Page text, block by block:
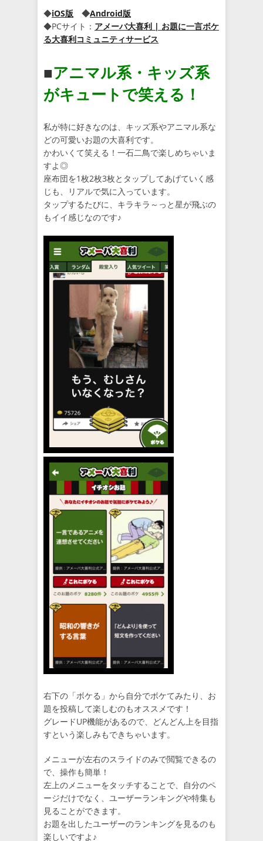
◆iOS版 ◆Android版
◆PCサイト： アメーバ大喜利 | お題に一言ボケ
る大喜利コミュニティサービス
■アニマル系・キッズ系
がキュートで笑える！
私が特に好きなのは、キッズ系やアニマル系な
どの可愛いお題の大喜利です。
かわいくて笑える！一石二鳥で楽しめちゃいま
すよ◎
座布団を1枚2枚3枚とタップしてあげていく感
じも、リアルで気に入っています。
タップするたびに、キラキラ～っと星が飛ぶの
もイイ感じなのです♪
右下の「ボケる」から自分でボケてみたり、お
題を投稿して楽しむのもオススメです！
グレードUP機能があるので、どんどん上を目指
すという楽しみもできちゃいます。
メニューが左右のスライドのみで閲覧できるの
で、操作も簡単！
左上のメニューをタッチすることで、自分のペ
ージだけでなく、ユーザーランキングや特集も
見ることができます。
お題を出したユーザーのランキングを見るのも
楽しいですよ♪